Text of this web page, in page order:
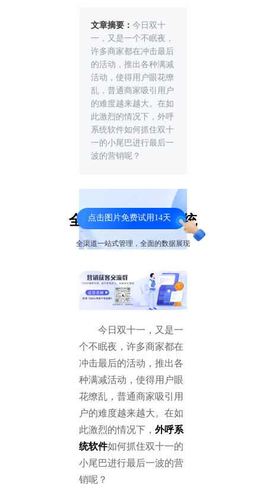
文章摘要：今日双十
一，又是一个不眠夜，
许多商家都在冲击最后
的活动，推出各种满减
活动，使得用户眼花缭
乱，普通商家吸引用户
的难度越来越大。在如
此激烈的情况下，外呼
系统软件如何抓住双十
一的小尾巴进行最后一
波的营销呢？
全媒体呼叫中心系统
全渠道一站式管理，全面的数据展现
点击图片免费试用14天
今日双十一，又是一
个不眠夜，许多商家都在
冲击最后的活动，推出各
种满减活动，使得用户眼
花缭乱，普通商家吸引用
户的难度越来越大。在如
此激烈的情况下，外呼系
统软件如何抓住双十一的
小尾巴进行最后一波的营
销呢？